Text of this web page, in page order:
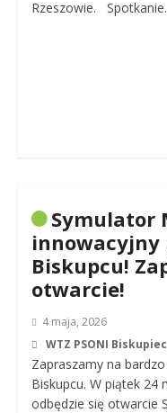
Rzeszowie.
Symulator
Biskupcu!
otwarcie!
4 maja, 2026
WTZ PSONI Biskupiec
Zapraszamy na
Biskupcu. W piątek 24
odbędzie się otwarcie